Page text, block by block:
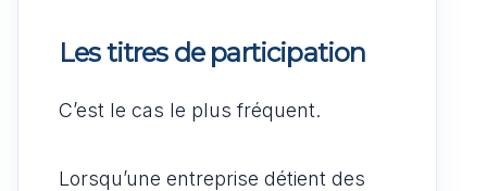
Les titres de participation
C’est le cas le plus fréquent.
Lorsqu’une entreprise détient des